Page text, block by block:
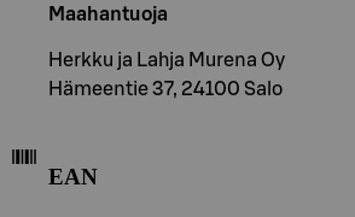
Maahantuoja
Herkku ja Lahja Murena Oy
Hämeentie 37, 24100 Salo
EAN